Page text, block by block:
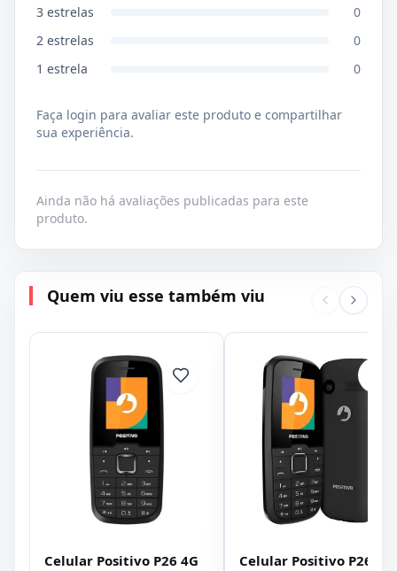
3 estrelas
0
2 estrelas
0
1 estrela 0
Faça login para avaliar este produto e compartilhar
sua experiência.
Ainda não há avaliações publicadas para este
produto.
Quem viu esse também viu
Celular Positivo P26 4G Celular Positivo P26 3G